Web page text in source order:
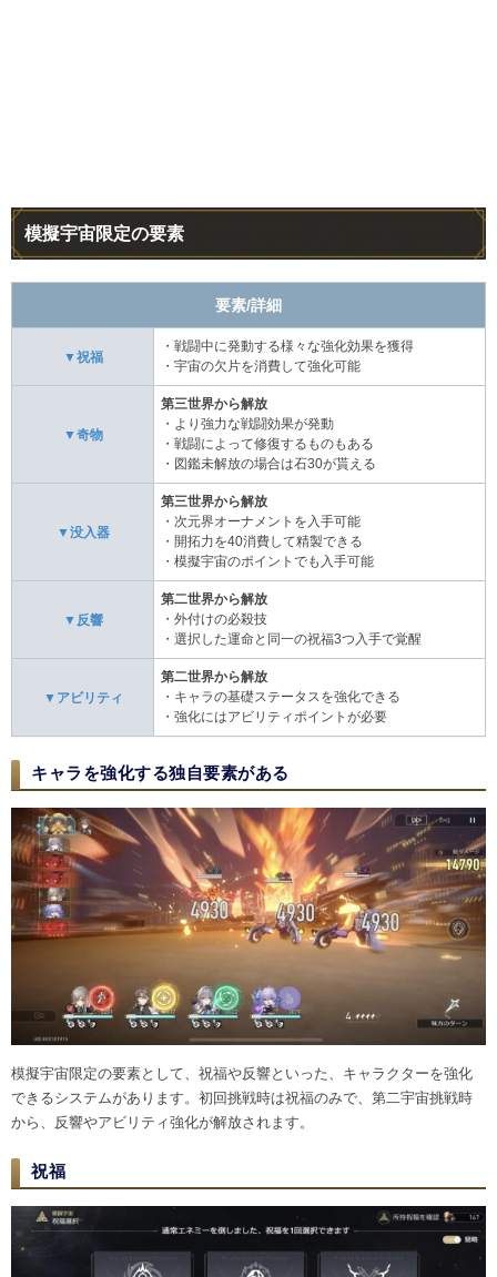
模擬宇宙限定の要素
要素/詳細
▼祝福
・戦闘中に発動する様々な強化効果を獲得
・宇宙の欠片を消費して強化可能
▼奇物
第三世界から解放
・より強力な戦闘効果が発動
・戦闘によって修復するものもある
・図鑑未解放の場合は石30が貰える
▼没入器
第三世界から解放
・次元界オーナメントを入手可能
・開拓力を40消費して精製できる
・模擬宇宙のポイントでも入手可能
▼反響
第二世界から解放
・外付けの必殺技
・選択した運命と同一の祝福3つ入手で覚醒
▼アビリティ
第二世界から解放
・キャラの基礎ステータスを強化できる
・強化にはアビリティポイントが必要
キャラを強化する独自要素がある
模擬宇宙限定の要素として、祝福や反響といった、キャラクターを強化
できるシステムがあります。初回挑戦時は祝福のみで、第二宇宙挑戦時
から、反響やアビリティ強化が解放されます。
祝福